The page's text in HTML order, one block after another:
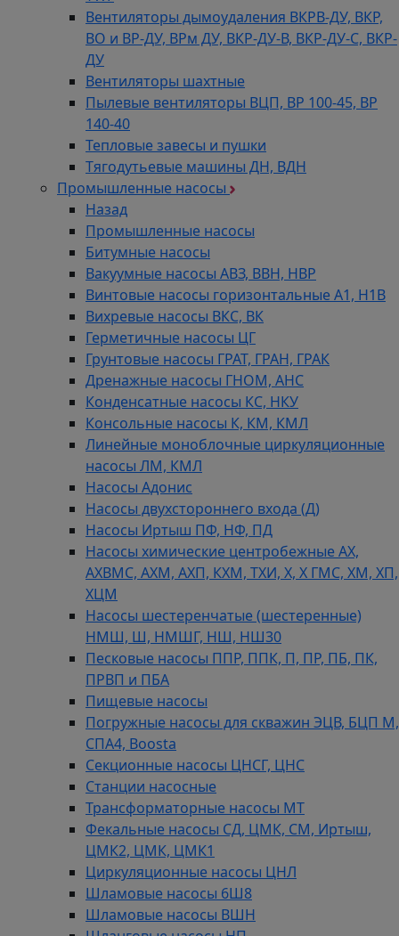
Вентиляторы дымоудаления ВКРВ-ДУ, ВКР,
ВО и ВР-ДУ, ВРм ДУ, ВКР-ДУ-В, ВКР-ДУ-С, ВКР-
ДУ
Вентиляторы шахтные
Пылевые вентиляторы ВЦП, ВР 100-45, ВР
140-40
Тепловые завесы и пушки
Тягодутьевые машины ДН, ВДН
Промышленные насосы
Назад
Промышленные насосы
Битумные насосы
Вакуумные насосы АВЗ, ВВН, НВР
Винтовые насосы горизонтальные А1, Н1В
Вихревые насосы ВКС, ВК
Герметичные насосы ЦГ
Грунтовые насосы ГРАТ, ГРАН, ГРАК
Дренажные насосы ГНОМ, АНС
Конденсатные насосы КС, НКУ
Консольные насосы К, КМ, КМЛ
Линейные моноблочные циркуляционные
насосы ЛМ, КМЛ
Насосы Адонис
Насосы двухстороннего входа (Д)
Насосы Иртыш ПФ, НФ, ПД
Насосы химические центробежные АХ,
АХВМС, АХМ, АХП, КХМ, ТХИ, Х, Х ГМС, ХМ, ХП,
ХЦМ
Насосы шестеренчатые (шестеренные)
НМШ, Ш, НМШГ, НШ, НШ30
Песковые насосы ППР, ППК, П, ПР, ПБ, ПК,
ПРВП и ПБА
Пищевые насосы
Погружные насосы для скважин ЭЦВ, БЦП М,
СПА4, Boosta
Секционные насосы ЦНСГ, ЦНС
Станции насосные
Трансформаторные насосы МТ
Фекальные насосы СД, ЦМК, СМ, Иртыш,
ЦМК2, ЦМК, ЦМК1
Циркуляционные насосы ЦНЛ
Шламовые насосы 6Ш8
Шламовые насосы ВШН